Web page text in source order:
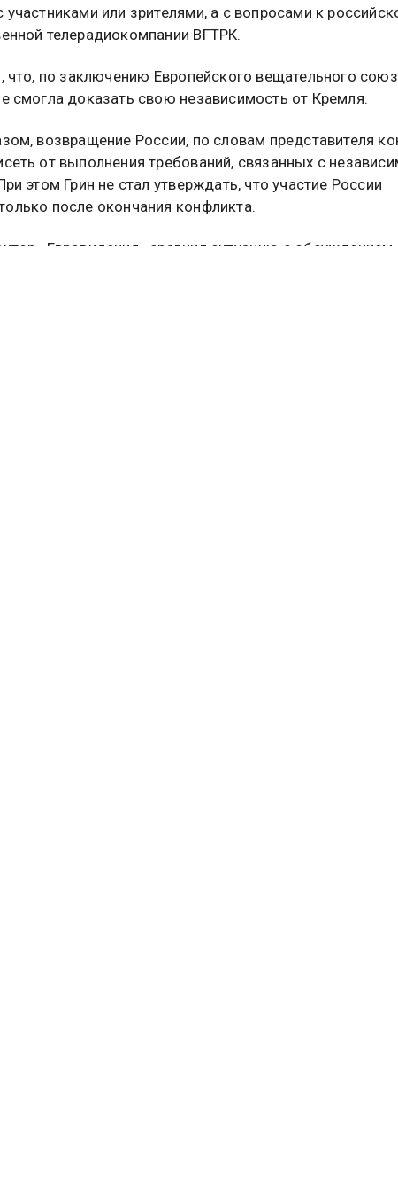
участниками или зрителями, а с вопросами к
телерадиокомпании ВГТРК.
что, по заключению Европейского вещательного
смогла доказать свою независимость от Кремля.
возвращение России, по словам представителя
от выполнения требований, связанных с
этом Грин не стал утверждать, что участие России
после окончания конфликта.
«Евровидения» сравнил ситуацию с обсуждением